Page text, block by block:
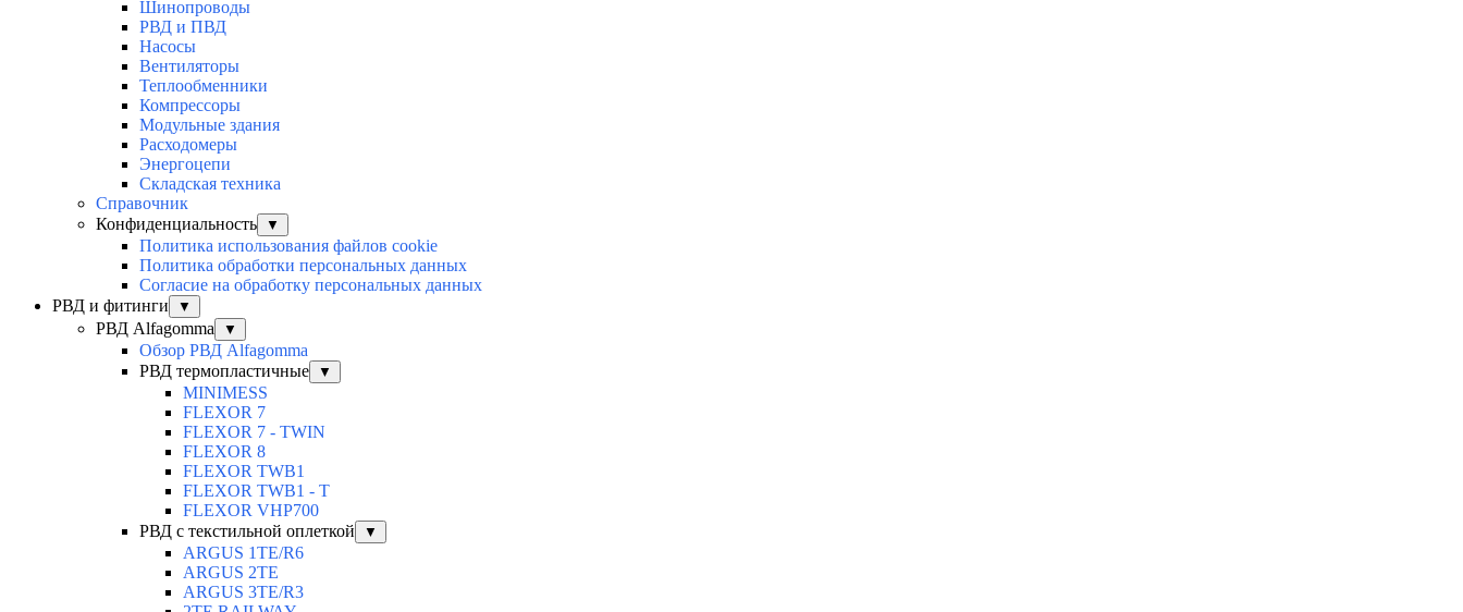
Шинопроводы
РВД и ПВД
Насосы
Вентиляторы
Теплообменники
Компрессоры
Модульные здания
Расходомеры
Энергоцепи
Складская техника
Справочник
Конфиденциальность
▼
Политика использования файлов cookie
Политика обработки персональных данных
Согласие на обработку персональных данных
РВД и фитинги
▼
РВД Alfagomma ▼
Обзор РВД Alfagomma
РВД термопластичные
▼
MINIMESS
FLEXOR 7
FLEXOR 7 - TWIN
FLEXOR 8
FLEXOR TWB1
FLEXOR TWB1 - T
FLEXOR VHP700
РВД с текстильной оплеткой
▼
ARGUS 1TE/R6
ARGUS 2TЕ
ARGUS 3TE/R3